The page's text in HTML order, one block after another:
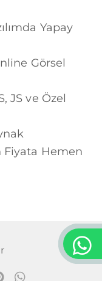
Yapay
Görsel
JS ve Özel
Fiyata Hemen